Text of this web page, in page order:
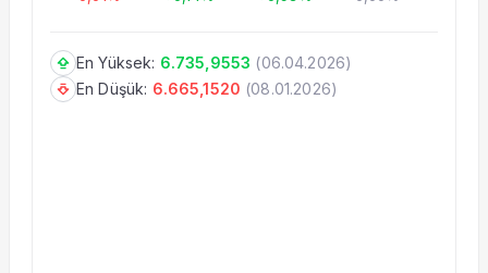
En Yüksek: 6.735,9553 (06.04.2026)
En Düşük: 6.665,1520 (08.01.2026)